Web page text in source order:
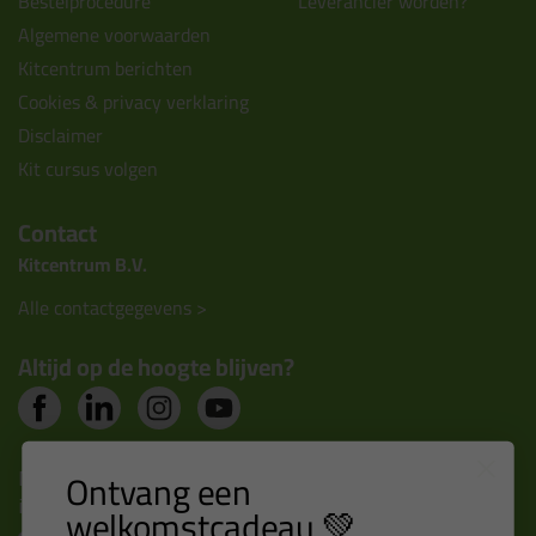
Algemene voorwaarden
Kitcentrum berichten
Cookies & privacy verklaring
Disclaimer
Kit cursus volgen
Contact
Kitcentrum B.V.
Alle contactgegevens >
Altijd op de hoogte blijven?
Nieuws, tips en exclusieve deals rechtstreeks in je
inbox Ontvang een